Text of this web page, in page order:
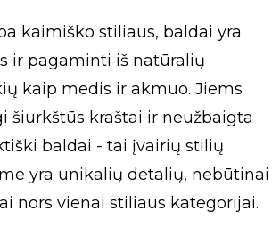
kaimiško stiliaus, baldai yra
ir pagaminti iš natūralių
kaip medis ir akmuo. Jiems
šiurkštūs kraštai ir neužbaigta
baldai - tai įvairių stilių
yra unikalių detalių, nebūtinai
nors vienai stiliaus kategorijai.